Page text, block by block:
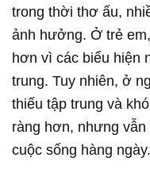
trong thời thơ ấu,
ảnh hưởng. Ở trẻ
hơn vì các biểu hiện
trung. Tuy nhiên, ở
thiếu tập trung và
ràng hơn, nhưng
cuộc sống hàng ngày.